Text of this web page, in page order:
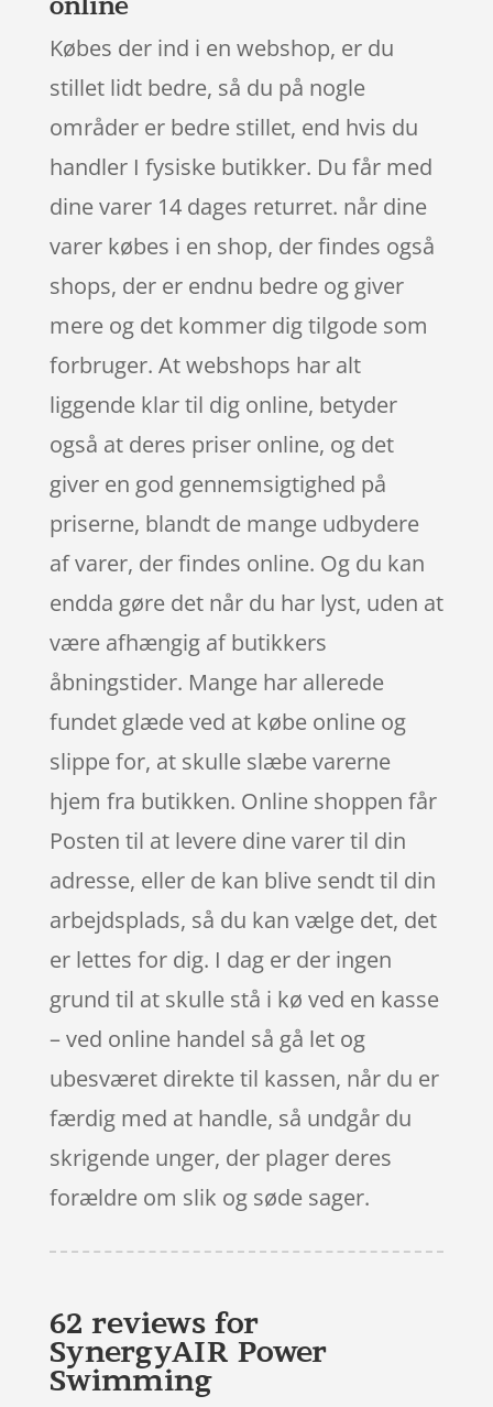
Købes der ind i en webshop, er du
stillet lidt bedre, så du på nogle
områder er bedre stillet, end hvis du
handler I fysiske butikker. Du får med
dine varer 14 dages returret. når dine
varer købes i en shop, der findes også
shops, der er endnu bedre og giver
mere og det kommer dig tilgode som
forbruger. At webshops har alt
liggende klar til dig online, betyder
også at deres priser online, og det
giver en god gennemsigtighed på
priserne, blandt de mange udbydere
af varer, der findes online. Og du kan
endda gøre det når du har lyst, uden at
være afhængig af butikkers
åbningstider. Mange har allerede
fundet glæde ved at købe online og
slippe for, at skulle slæbe varerne
hjem fra butikken. Online shoppen får
Posten til at levere dine varer til din
adresse, eller de kan blive sendt til din
arbejdsplads, så du kan vælge det, det
er lettes for dig. I dag er der ingen
grund til at skulle stå i kø ved en kasse
– ved online handel så gå let og
ubesværet direkte til kassen, når du er
færdig med at handle, så undgår du
skrigende unger, der plager deres
forældre om slik og søde sager.
62 reviews for
SynergyAIR Power
Swimming